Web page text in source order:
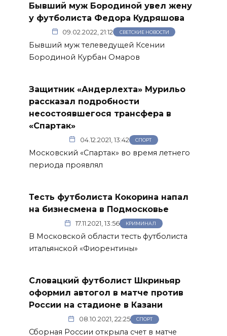
Бывший муж Бородиной увел жену
у футболиста Федора Кудряшова
09.02.2022, 21:12 СВЕТСКИЕ НОВОСТИ
Бывший муж телеведущей Ксении
Бородиной Курбан Омаров
Защитник «Андерлехта» Мурильо
рассказал подробности
несостоявшегося трансфера в
«Спартак»
04.12.2021, 13:42 СПОРТ
Московский «Спартак» во время летнего
периода проявлял
Тесть футболиста Кокорина напал
на бизнесмена в Подмосковье
17.11.2021, 13:56 КРИМИНАЛ
В Московской области тесть футболиста
итальянской «Фиорентины»
Словацкий футболист Шкриньяр
оформил автогол в матче против
России на стадионе в Казани
08.10.2021, 22:25 СПОРТ
Сборная России открыла счет в матче